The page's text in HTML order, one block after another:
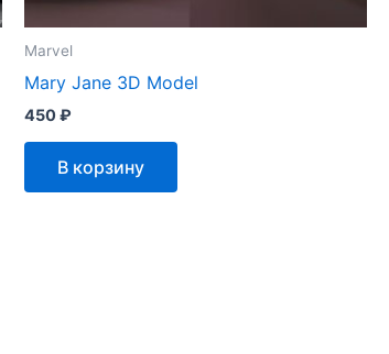
Marvel
Mary Jane 3D Model
450₽
В корзину